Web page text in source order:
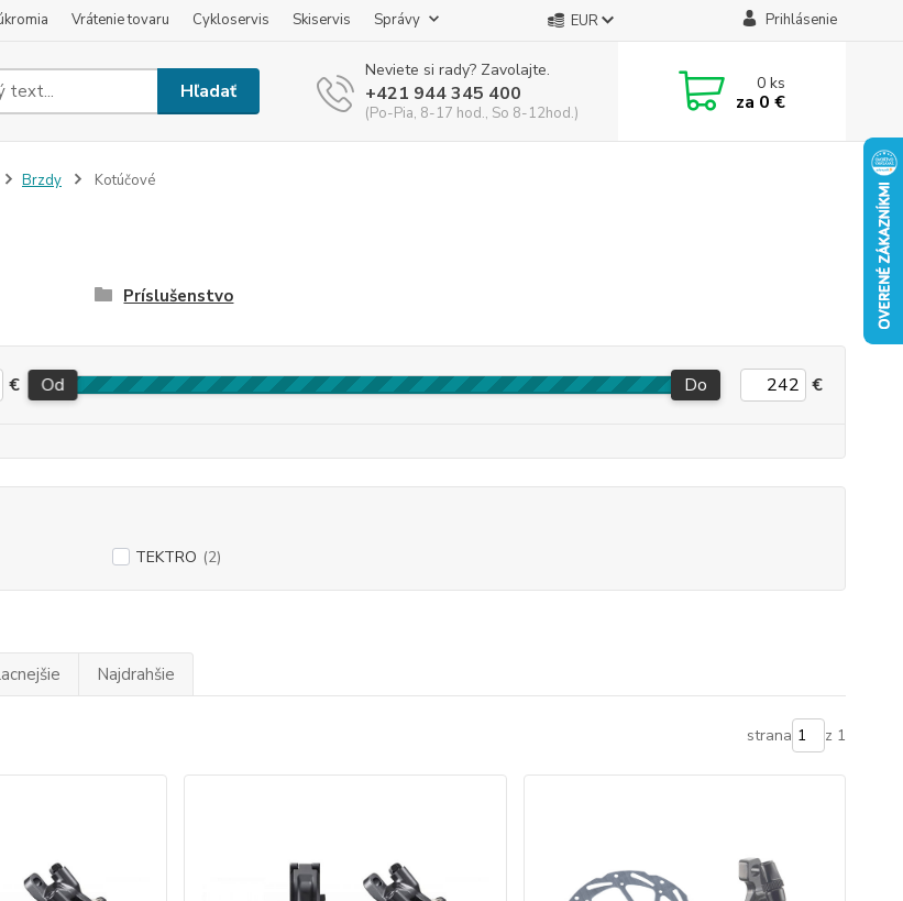
Vrátenie tovaru Cykloservis Skiservis Správy EUR Prihlásenie
Hľadať
Neviete si rady? Zavolajte.
+421 944 345 400
(Po-Pia, 8-17 hod., So 8-12hod.)
0ks
za 0 €
Brzdy Kotúčové
Príslušenstvo
€ Od Do €
TEKTRO (2)
Najdrahšie
strana z 1